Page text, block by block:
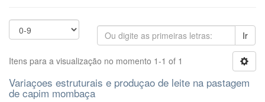
Ir
Itens para a visualização no momento 1-1 of 1
Variaçoes estruturais e produçao de leite na pastagem
de capim mombaça